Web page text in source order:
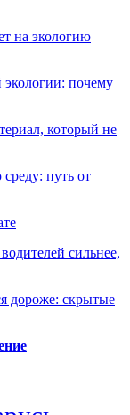
на экологию
экологии: почему
который не
путь от
сильнее,
дороже: скрытые